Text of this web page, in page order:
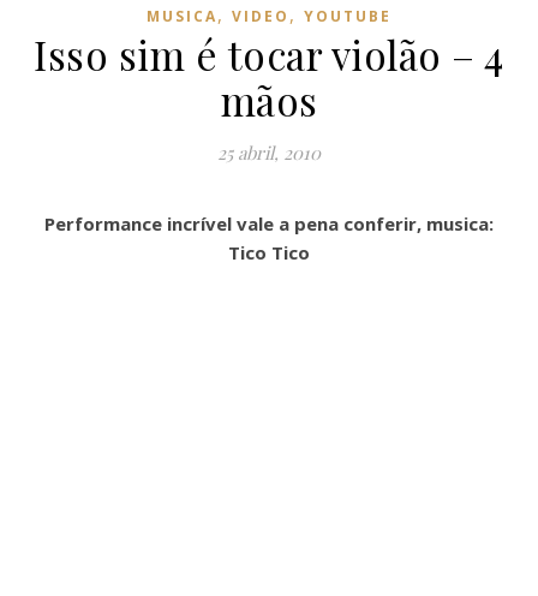
MUSICA, VIDEO , YOUTUBE
Isso sim é tocar violão – 4
mãos
25 abril, 2010
Performance incrível vale a pena conferir, musica:
Tico Tico